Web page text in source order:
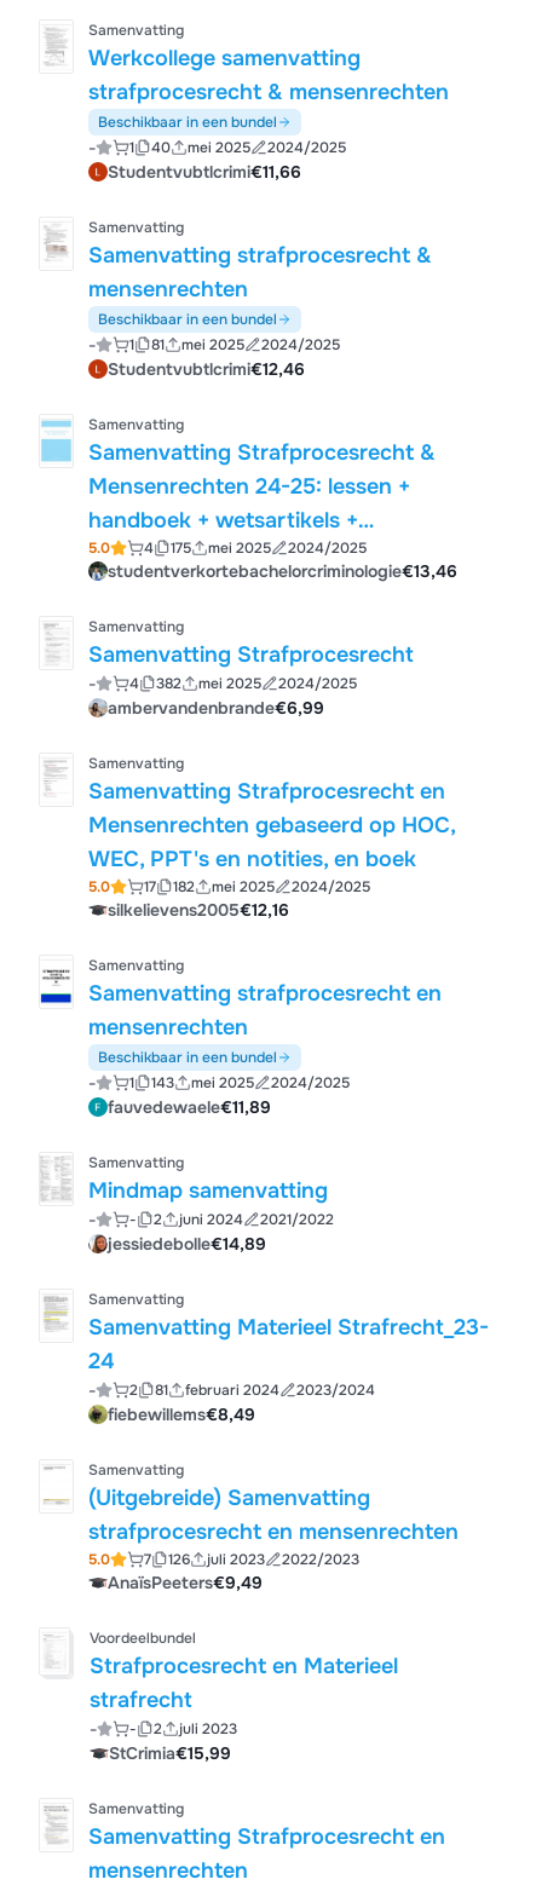
Samenvatting
Werkcollege samenvatting
strafprocesrecht & mensenrechten
Beschikbaar in een bundel
- 1 40 mei 2025 2024/2025
Studentvubtlcrimi€11,66
Samenvatting
Samenvatting strafprocesrecht &
mensenrechten
Beschikbaar in een bundel
- 1 81 mei 2025 2024/2025
Studentvubtlcrimi€12,46
Samenvatting
Samenvatting Strafprocesrecht &
Mensenrechten 24-25: lessen +
handboek + wetsartikels +
examenvragen (14/20)
5.0 4 175 mei 2025 2024/2025
studentverkortebachelorcriminologie€13,46
Samenvatting
Samenvatting Strafprocesrecht
- 4 382 mei 2025 2024/2025
ambervandenbrande€6,99
Samenvatting
Samenvatting Strafprocesrecht en
Mensenrechten gebaseerd op HOC,
WEC, PPT's en notities, en boek
5.0 17 182 mei 2025 2024/2025
silkelievens2005€12,16
Samenvatting
Samenvatting strafprocesrecht en
mensenrechten
Beschikbaar in een bundel
- 1 143 mei 2025 2024/2025
fauvedewaele€11,89
Samenvatting
Mindmap samenvatting
- - 2 juni 2024 2021/2022
jessiedebolle€14,89
Samenvatting
Samenvatting Materieel Strafrecht_23-
24
- 2 81 februari 2024 2023/2024
fiebewillems€8,49
Samenvatting
(Uitgebreide) Samenvatting
strafprocesrecht en mensenrechten
5.0 7 126 juli 2023 2022/2023
AnaïsPeeters€9,49
Voordeelbundel
Strafprocesrecht en Materieel
strafrecht
- - 2 juli 2023
StCrimia€15,99
Samenvatting
Samenvatting Strafprocesrecht en
mensenrechten